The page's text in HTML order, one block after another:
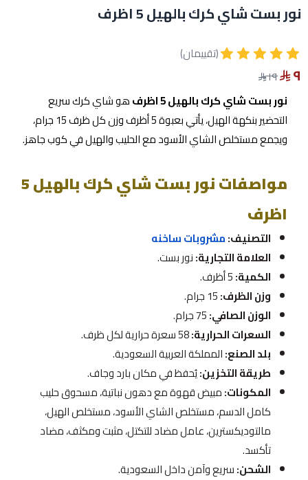
نور بست شاي كرك بالهيل 5 اظرف
(تقييمان)
٩
١٩
نور بست شاي كرك بالهيل 5 اظرف
هو شاي كرك سريع
التحضير بنكهة الهيل، يأتي بعبوة 5 أظرف وزن كل ظرف 15 جرام،
ويجمع مستخلص الشاي الأسود مع الحليب والهيل في كوب جاهز.
مواصفات نور بست شاي كرك بالهيل 5
اظرف
التصنيف:مشروبات ساخنه
العلامة التجارية:نور بست.
الكمية:
وزن الظرف:
الوزن الصافي:
السعرات الحرارية:
بلد الصنع:المملكة العربية السعودية.
طريقة التخزين:يُحفظ في مكان بارد وجاف.
المكونات:مبيض قهوة مع دهون نباتية، مسحوق حليب
كامل الدسم، مستخلص الشاي الأسود، مستخلص الهيل،
مالتوديكسترين، عامل مضاد للتكتل، مثبت ومكثف، مضاد
تأكسد.
الشحن:سريع وآمن داخل السعودية.